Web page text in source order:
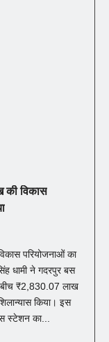
की विकास
परियोजनाओं का
धामी ने गदरपुर बस
बीच ₹2,830.07 लाख
किया। इस
स्टेशन का...